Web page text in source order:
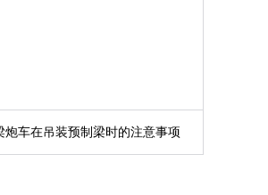
炮车在吊装预制梁时的注意事项